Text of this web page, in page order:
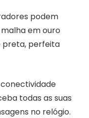
podem
em ouro
preta, perfeita
todas as suas
no relógio.